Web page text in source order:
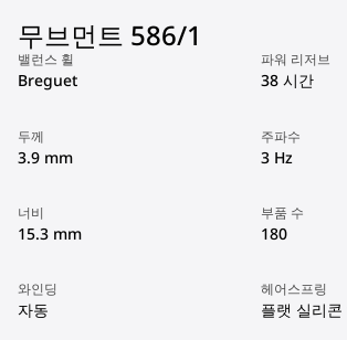
무브먼트 586/1
밸런스 휠
Breguet
파워 리저브
38 시간
두께
3.9 mm
주파수
3 Hz
너비
15.3 mm
부품 수
180
와인딩
자동
헤어스프링
플랫 실리